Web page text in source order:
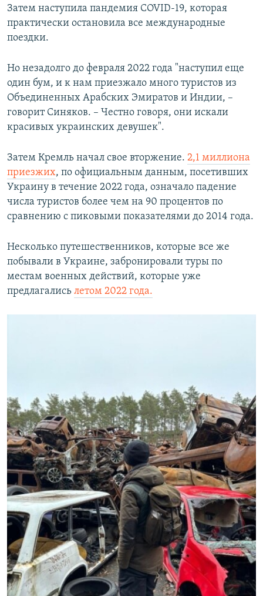
Затем наступила пандемия COVID-19, которая
практически остановила все международные
поездки.
Но незадолго до февраля 2022 года "наступил еще
один бум, и к нам приезжало много туристов из
Объединенных Арабских Эмиратов и Индии, –
говорит Синяков. – Честно говоря, они искали
красивых украинских девушек".
Затем Кремль начал свое вторжение. 2,1 миллиона
приезжих, по официальным данным, посетивших
Украину в течение 2022 года, означало падение
числа туристов более чем на 90 процентов по
сравнению с пиковыми показателями до 2014 года.
Несколько путешественников, которые все же
побывали в Украине, забронировали туры по
местам военных действий, которые уже
предлагались летом 2022 года.